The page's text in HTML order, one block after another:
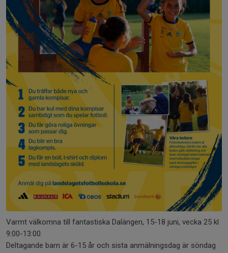
Varmt välkomna till fantastiska Dalängen, 15-18 juni, vecka 25 kl
9:00-13:00.
Deltagande barn är 6-15 år och sista anmälningsdag är söndag